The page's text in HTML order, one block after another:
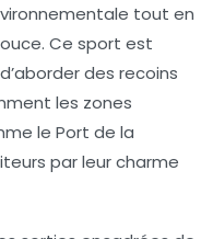
tout en
Ce sport est
des recoins
les zones
le Port de la
par leur charme